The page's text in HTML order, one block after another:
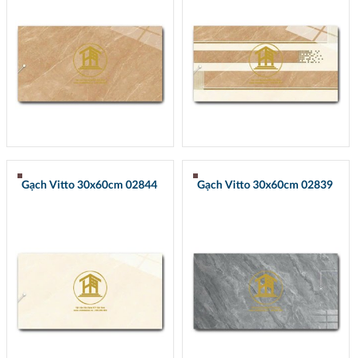
Gạch Vitto 30x60cm 02844 Gạch Vitto 30x60cm 02839